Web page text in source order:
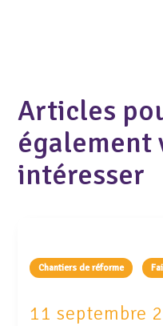
Articles
également
intéresser
Chantiers de réforme
11 septembre